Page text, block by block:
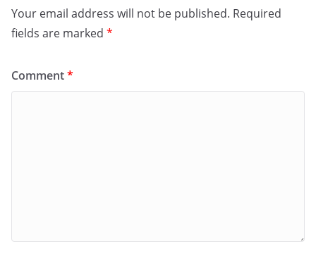
Your email address will not be published. Required
fields are marked *
Comment*